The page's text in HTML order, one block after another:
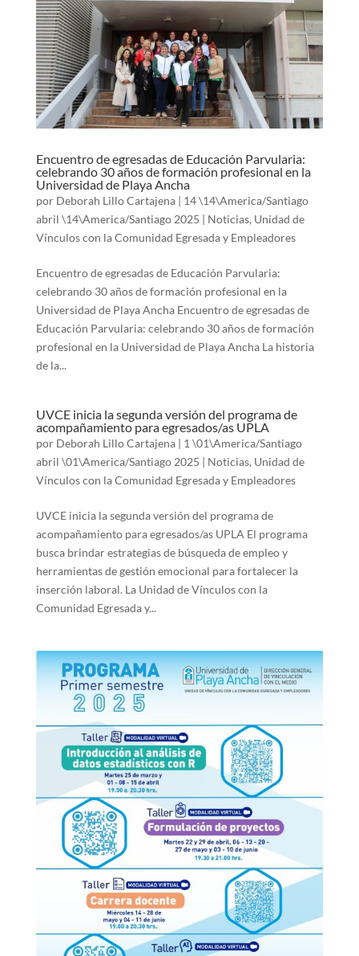
Encuentro de egresadas de Educación Parvularia:
celebrando 30 años de formación profesional en la
Universidad de Playa Ancha
por Deborah Lillo Cartajena| 14 \14\America/Santiago
abril \14\America/Santiago 2025 | Noticias, Unidad de
Vínculos con la Comunidad Egresada y Empleadores
Encuentro de egresadas de Educación Parvularia:
celebrando 30 años de formación profesional en la
Universidad de Playa Ancha Encuentro de egresadas de
Educación Parvularia: celebrando 30 años de formación
profesional en la Universidad de Playa Ancha La historia
de la...
UVCE inicia la segunda versión del programa de
acompañamiento para egresados/as UPLA
por Deborah Lillo Cartajena| 1 \01\America/Santiago
abril \01\America/Santiago 2025 | Noticias, Unidad de
Vínculos con la Comunidad Egresada y Empleadores
UVCE inicia la segunda versión del programa de
acompañamiento para egresados/as UPLA El programa
busca brindar estrategias de búsqueda de empleo y
herramientas de gestión emocional para fortalecer la
inserción laboral. La Unidad de Vínculos con la
Comunidad Egresada y...